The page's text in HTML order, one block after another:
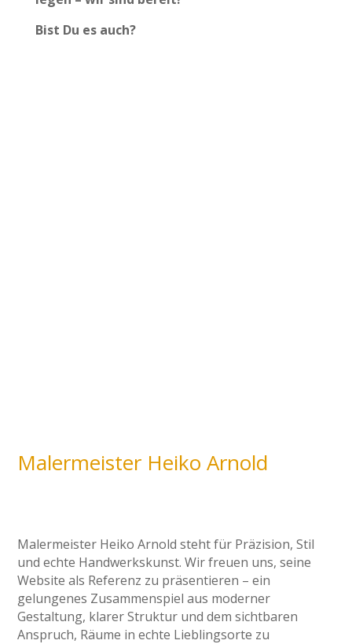
Bist Du es auch?
Malermeister Heiko Arnold
Malermeister Heiko Arnold steht für Präzision, Stil
und echte Handwerkskunst. Wir freuen uns, seine
Website als Referenz zu präsentieren – ein
gelungenes Zusammenspiel aus moderner
Gestaltung, klarer Struktur und dem sichtbaren
Anspruch, Räume in echte Lieblingsorte zu